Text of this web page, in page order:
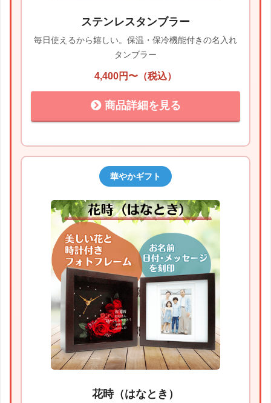
ステンレスタンブラー
毎日使えるから嬉しい。保温・保冷機能付きの名入れ
タンブラー
4,400円〜（税込）
商品詳細を見る
華やかギフト
花時（はなとき）